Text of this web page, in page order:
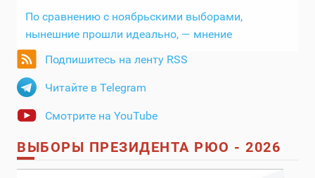
По сравнению с ноябрьскими выборами,
нынешние прошли идеально, — мнение
Подпишитесь на ленту RSS
Читайте в Telegram
Смотрите на YouTube
ВЫБОРЫ ПРЕЗИДЕНТА РЮО - 2026